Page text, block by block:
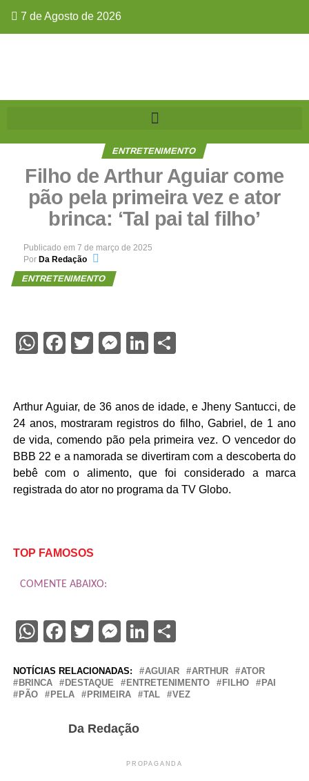
7 de Agosto de 2026
ENTRETENIMENTO
Filho de Arthur Aguiar come
pão pela primeira vez e ator
brinca: ‘Tal pai tal filho’
Publicado em 7 de março de 2025
Por Da Redação
ENTRETENIMENTO
WhatsApp
Facebook
Twitter
Messenger
LinkedIn
Share
Arthur Aguiar, de 36 anos de idade, e Jheny Santucci, de
24 anos, mostraram registros do filho, Gabriel, de 1 ano
de vida, comendo pão pela primeira vez. O vencedor do
BBB 22 e a namorada se divertiram com a descoberta do
bebê com o alimento, que foi considerado a marca
registrada do ator no programa da TV Globo.
TOP FAMOSOS
COMENTE ABAIXO:
WhatsApp
Facebook
Twitter
Messenger
LinkedIn
Share
NOTÍCIAS RELACIONADAS: AGUIAR ARTHUR
ATOR
BRINCA
DESTAQUE ENTRETENIMENTO FILHO
PAI
PÃO
PELA PRIMEIRA TAL VEZ
Da Redação
PROPAGANDA